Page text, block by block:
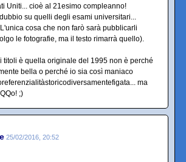
Uniti... cioè al 21esimo compleanno!
su quelli degli esami universitari...
cosa che non farò sarà pubblicarli
le fotografie, ma il testo rimarrà quello).
titoli è quella originale del 1995 non è perché
bella o perché io sia così maniaco
ma
;)
25/02/2016, 20:52